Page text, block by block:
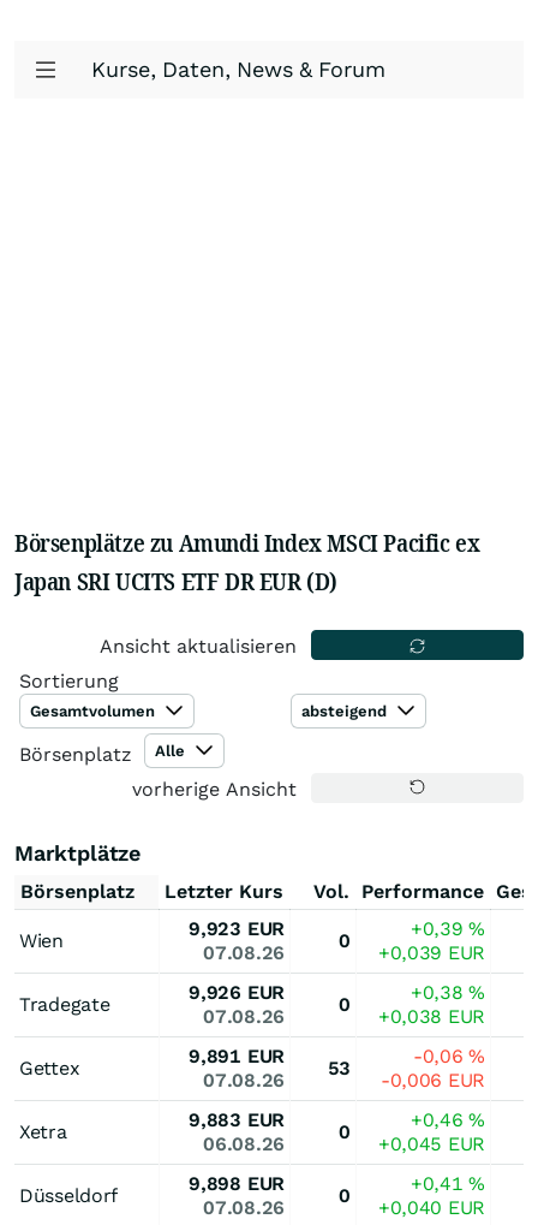
Kurse, Daten, News & Forum
Börsenplätze zu Amundi Index MSCI Pacific ex
Japan SRI UCITS ETF DR EUR (D)
Ansicht aktualisieren
Sortierung
Gesamtvolumen absteigend
Börsenplatz Alle
vorherige Ansicht
Marktplätze
Börsenplatz Letzter Kurs Vol. Performance
Wien
9,923 EUR
07.08.26
0
+0,39%
+0,039 EUR
Tradegate
9,926 EUR
07.08.26
0
+0,38%
+0,038 EUR
Gettex
9,891 EUR
07.08.26
53
-0,06%
-0,006 EUR
Xetra
9,883 EUR
06.08.26
0
+0,46%
+0,045 EUR
Düsseldorf
9,898 EUR
07.08.26
0
+0,41%
+0,040 EUR